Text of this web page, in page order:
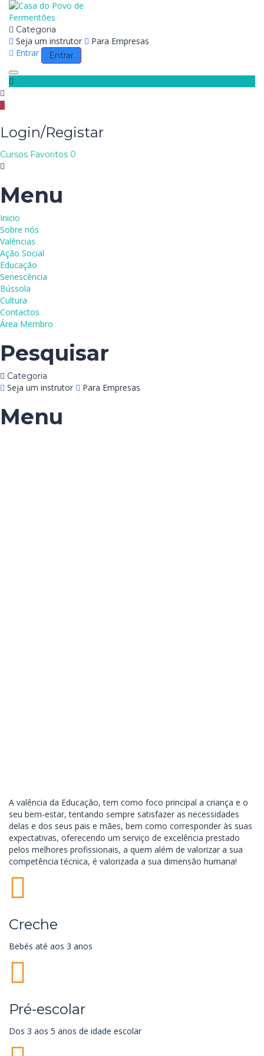
Categoria
Seja um instrutor
Para Empresas
Entrar
Entrar
Toggle navigation
Login/Registar
Cursos Favoritos 0
Menu
Inicio
Sobre nós
Valências
Ação Social
Educação
Senescência
Bússola
Cultura
Contactos
Área Membro
Pesquisar
Categoria
Seja um instrutor Para Empresas
Menu
A valência da Educação, tem como foco principal a criança e o
seu bem-estar, tentando sempre satisfazer as necessidades
delas e dos seus pais e mães, bem como corresponder às suas
expectativas, oferecendo um serviço de excelência prestado
pelos melhores profissionais, a quem além de valorizar a sua
competência técnica, é valorizada a sua dimensão humana!
Creche
Bebés até aos 3 anos
Pré-escolar
Dos 3 aos 5 anos de idade escolar